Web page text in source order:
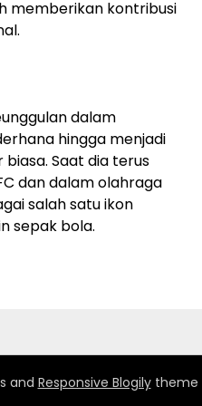
memberikan kontribusi
dalam
hingga menjadi
Saat dia terus
dan dalam olahraga
salah satu ikon
sepak bola.
and Responsive Blogilytheme